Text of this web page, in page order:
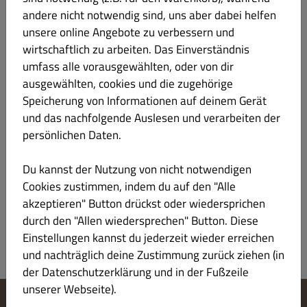
Laktose
mit grünem Salat, Tomaten, Gurken und zwartem
Hähnchenfleisch
Produktinformation
54a. Insalata Mexikana
Laktose
€ 8.50
Peperoni, Zwiebeln und Oliven
Produktinformation
andere nicht notwendig sind, uns aber dabei helfen
unsere online Angebote zu verbessern und
wirtschaftlich zu arbeiten. Das Einverständnis
umfass alle vorausgewählten, oder von dir
ausgewählten, cookies und die zugehörige
Speicherung von Informationen auf deinem Gerät
und das nachfolgende Auslesen und verarbeiten der
persönlichen Daten.
Du kannst der Nutzung von nicht notwendigen
Cookies zustimmen, indem du auf den "Alle
akzeptieren" Button drückst oder wiedersprichen
durch den "Allen wiedersprechen" Button. Diese
Einstellungen kannst du jederzeit wieder erreichen
und nachträglich deine Zustimmung zurück ziehen (in
der Datenschutzerklärung und in der Fußzeile
unserer Webseite).